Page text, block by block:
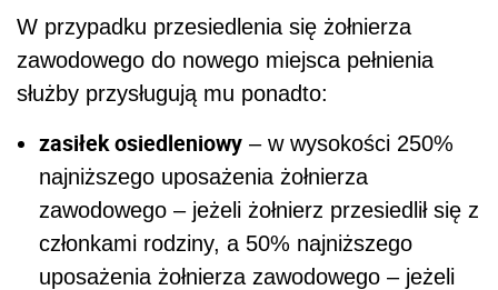
W przypadku przesiedlenia się żołnierza
zawodowego do nowego miejsca pełnienia
służby przysługują mu ponadto:
zasiłek osiedleniowy – w wysokości 250%
najniższego uposażenia żołnierza
zawodowego – jeżeli żołnierz przesiedlił się z
członkami rodziny, a 50% najniższego
uposażenia żołnierza zawodowego – jeżeli